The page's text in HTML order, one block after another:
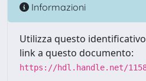
Informazioni
Utilizza questo
link a questo documento:
https://hdl.handle.net/